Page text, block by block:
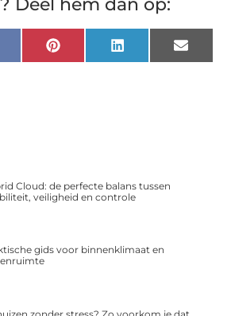
Pinterest LinkedIn Email
Cloud: de perfecte balans tussen
veiligheid en controle
gids voor binnenklimaat en